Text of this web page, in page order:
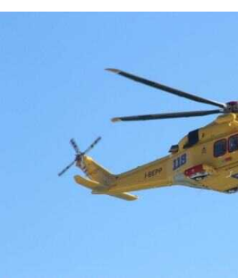
carenza di personale che unita a
è più efficiente ed efficace
potrà garantire, secondo noi,
servizio eccellente. E siamo
l’inizio della stagione scolastica,
agli studenti il diritto alla mobilità